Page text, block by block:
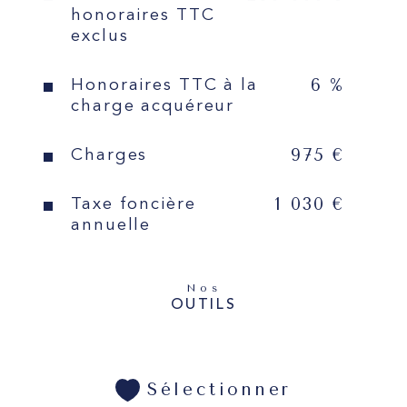
complémentaire ou bien pour
organiser un rendez-vous de
Sabine Vailland au 07 87 14 39
82 ou svailland@leshesperides.fr
Les informations sur les risques
disponibles sur le site
honoraires TTC
exclus
Honoraires TTC à la
charge acquéreur
6 %
Charges 975 €
Taxe foncière
annuelle
1 030 €
Nos
OUTILS
Sélectionner